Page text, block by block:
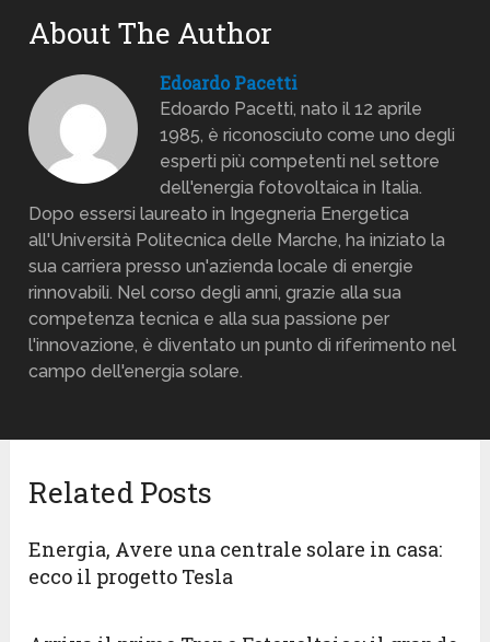
About The Author
Edoardo Pacetti
Edoardo Pacetti, nato il 12 aprile
1985, è riconosciuto come uno degli
esperti più competenti nel settore
dell'energia fotovoltaica in Italia.
Dopo essersi laureato in Ingegneria Energetica
all'Università Politecnica delle Marche, ha iniziato la
sua carriera presso un'azienda locale di energie
rinnovabili. Nel corso degli anni, grazie alla sua
competenza tecnica e alla sua passione per
l'innovazione, è diventato un punto di riferimento nel
campo dell'energia solare.
Related Posts
Energia, Avere una centrale solare in casa:
ecco il progetto Tesla